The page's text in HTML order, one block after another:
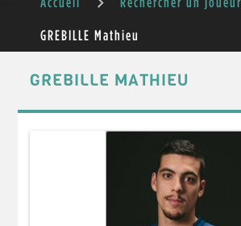
GREBILLE Mathieu
GREBILLE MATHIEU